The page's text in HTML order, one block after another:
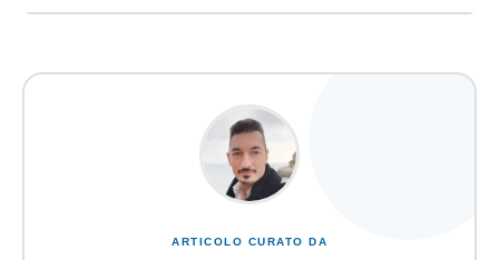
possibile.
registrare audio di alta qualità per l’editing della
produzione musicale. Assicurati di avere l’autorizzazione
ARTICOLO CURATO DA